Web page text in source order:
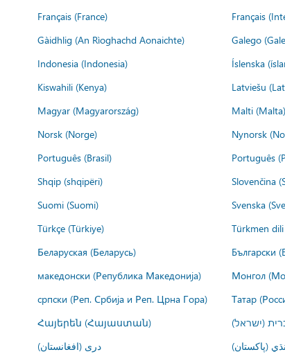
Français (France) Français
Gàidhlig (An Rìoghachd Aonaichte) Galego
Indonesia (Indonesia) Íslenska
Kiswahili (Kenya) Latviešu
Magyar (Magyarország) Malti (Malta)
Norsk (Norge) Nynorsk
Português (Brasil) Português
Shqip (shqipëri) Slovenčina
Suomi (Suomi) Svenska
Türkçe (Türkiye) Türkmen
Беларуская (Беларусь) Български
македонски (Република Македонија) Монгол
српски (Реп. Србија и Реп. Црна Гора) Татар
Հայերեն (Հայաստան) (ישראל)
درى (افغانستان) (پاکستان)